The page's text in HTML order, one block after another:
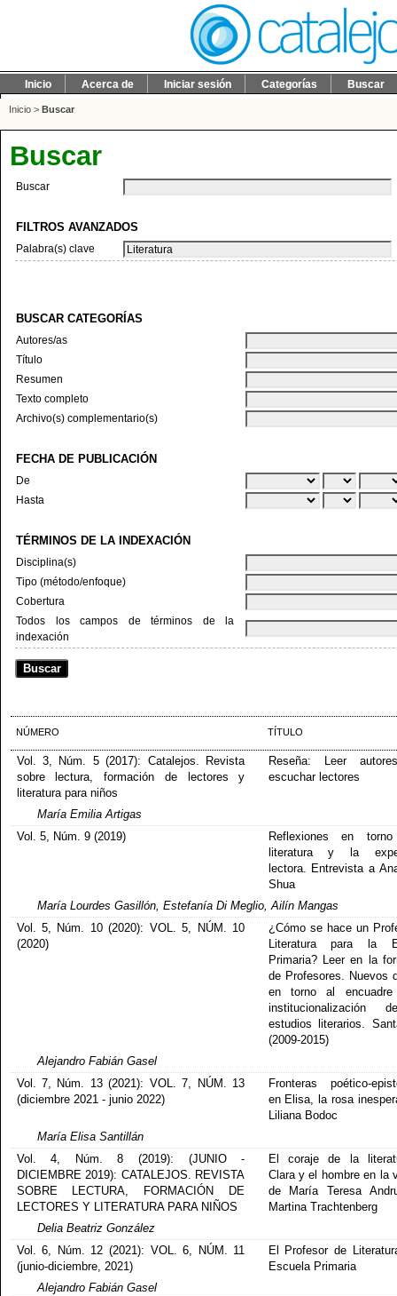
Inicio Acerca de Iniciar sesión Categorías Buscar
Inicio > Buscar
Buscar
Buscar
FILTROS AVANZADOS
Palabra(s) clave
BUSCAR CATEGORÍAS
Autores/as
Título
Resumen
Texto completo
Archivo(s) complementario(s)
FECHA DE PUBLICACIÓN
De
Hasta
TÉRMINOS DE LA INDEXACIÓN
Disciplina(s)
Tipo (método/enfoque)
Cobertura
Todos los campos de términos de la
indexación
NÚMERO TÍTULO
Vol. 3, Núm. 5 (2017): Catalejos. Revista
sobre lectura, formación de lectores y
literatura para niños
Reseña: Leer
escuchar lectores
María Emilia Artigas
Vol. 5, Núm. 9 (2019)
Reflexiones en
literatura y la
lectora. Entrevista a
Shua
María Lourdes Gasillón, Estefanía Di Meglio, Ailín Mangas
Vol. 5, Núm. 10 (2020): VOL. 5, NÚM. 10
(2020)
¿Cómo se hace un
Literatura para la
Primaria? Leer en la
de Profesores. Nuevos
en torno al
institucionalización
estudios literarios.
(2009-2015)
Alejandro Fabián Gasel
Vol. 7, Núm. 13 (2021): VOL. 7, NÚM. 13
(diciembre 2021 - junio 2022)
Fronteras poético-
en Elisa, la rosa
Liliana Bodoc
María Elisa Santillán
Vol. 4, Núm. 8 (2019): (JUNIO -
DICIEMBRE 2019): CATALEJOS. REVISTA
SOBRE LECTURA, FORMACIÓN DE
LECTORES Y LITERATURA PARA NIÑOS
El coraje de la
Clara y el hombre en la
de María Teresa
Martina Trachtenberg
Delia Beatriz González
Vol. 6, Núm. 12 (2021): VOL. 6, NÚM. 11
(junio-diciembre, 2021)
El Profesor de
Escuela Primaria
Alejandro Fabián Gasel